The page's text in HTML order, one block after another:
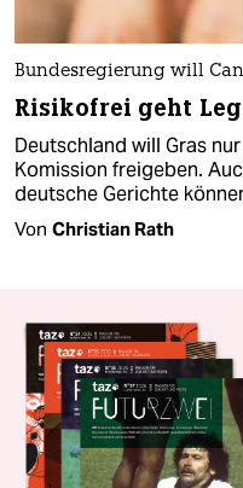
Bundesregierung will
Risikofrei geht
Deutschland will Gras
Komission freigeben.
deutsche Gerichte
Von Christian Rath